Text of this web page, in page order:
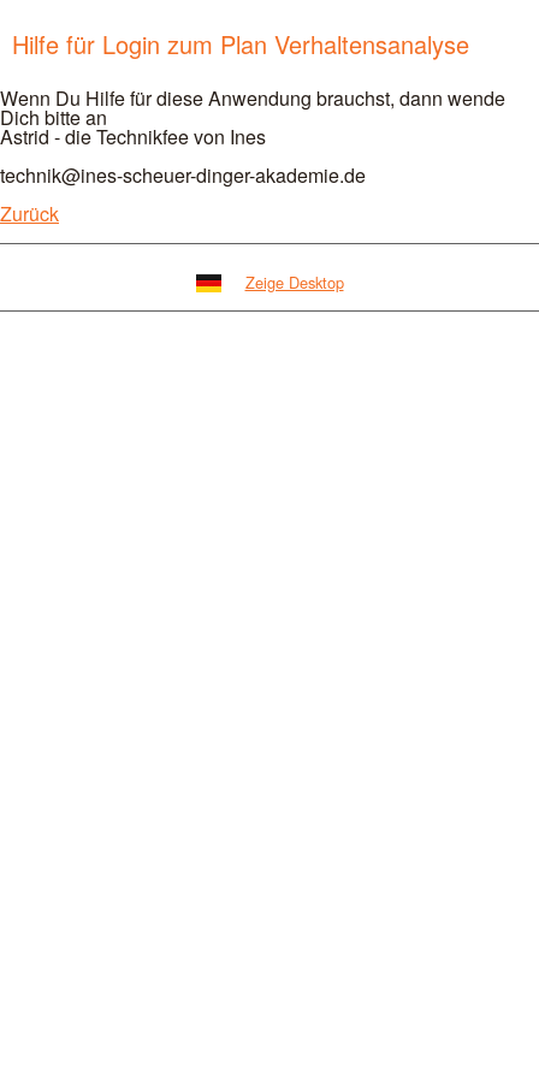
Hilfe für Login zum Plan Verhaltensanalyse
Wenn Du Hilfe für diese Anwendung brauchst, dann wende
Dich bitte an
Astrid - die Technikfee von Ines
technik@ines-scheuer-dinger-akademie.de
Zurück
Zeige Desktop